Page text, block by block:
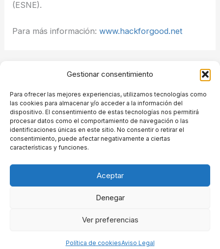
Gestionar consentimiento
Para ofrecer las mejores experiencias, utilizamos tecnologías como
las cookies para almacenar y/o acceder a la información del
dispositivo. El consentimiento de estas tecnologías nos permitirá
procesar datos como el comportamiento de navegación o las
identificaciones únicas en este sitio. No consentir o retirar el
consentimiento, puede afectar negativamente a ciertas
características y funciones.
Aceptar
Denegar
Ver preferencias
Política de cookiesAviso Legal
(ESNE).
Para más información:www.hackforgood.net
Grupo de Ingeniería de Organización. Despachos A-126.
Escuela Técnica Superior de Ingenieros de Telecomunicación.Avenida
Complutense 30, Ciudad Universitaria. 28040 Madrid.Tfnos: +34 91
E-mail:master.gio.secretaria@upm.es
Aviso Legal